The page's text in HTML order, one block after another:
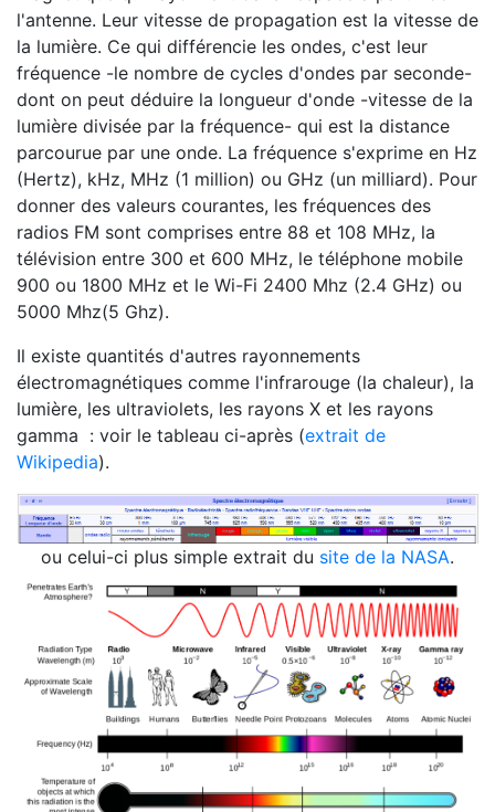
l'antenne. Leur vitesse de propagation est la vitesse de
la lumière. Ce qui différencie les ondes, c'est leur
fréquence -le nombre de cycles d'ondes par seconde-
dont on peut déduire la longueur d'onde -vitesse de la
lumière divisée par la fréquence- qui est la distance
parcourue par une onde. La fréquence s'exprime en Hz
(Hertz), kHz, MHz (1 million) ou GHz (un milliard). Pour
donner des valeurs courantes, les fréquences des
radios FM sont comprises entre 88 et 108 MHz, la
télévision entre 300 et 600 MHz, le téléphone mobile
900 ou 1800 MHz et le Wi-Fi 2400 Mhz (2.4 GHz) ou
5000 Mhz(5 Ghz).
Il existe quantités d'autres rayonnements
électromagnétiques comme l'infrarouge (la chaleur), la
lumière, les ultraviolets, les rayons X et les rayons
gamma : voir le tableau ci-après (extrait de
Wikipedia).
ou celui-ci plus simple extrait du site de la NASA.